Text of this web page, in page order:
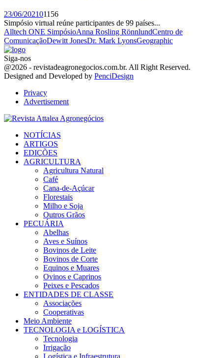
23/06/202101156
Simpósio virtual reúne participantes de 99 países...
Alltech ONE SimpósioAnna Rosling RönnlundCentro de
ComunicaçãoDewitt JonesDr. Mark LyonsGeographic
Siga-nos
Facebook
Twitter
Instagram
Linkedin
Youtube
Email
@2026 - revistadeagronegocios.com.br. All Right Reserved.
Designed and Developed by PenciDesign
Privacy
Advertisement
NOTÍCIAS
ARTIGOS
EDIÇÕES
AGRICULTURA
Agricultura Natural
Café
Cana-de-Açúcar
Florestais
Milho e Soja
Outros Grãos
PECUÁRIA
Abelhas
Aves e Suínos
Bovinos de Leite
Bovinos de Corte
Equinos e Muares
Ovinos e Caprinos
Peixes e Pescados
ENTIDADES DE CLASSE
Associações
Cooperativas
Meio Ambiente
TECNOLOGIA e LOGÍSTICA
Tecnologia
Irrigação
Logística e Infraestrutura